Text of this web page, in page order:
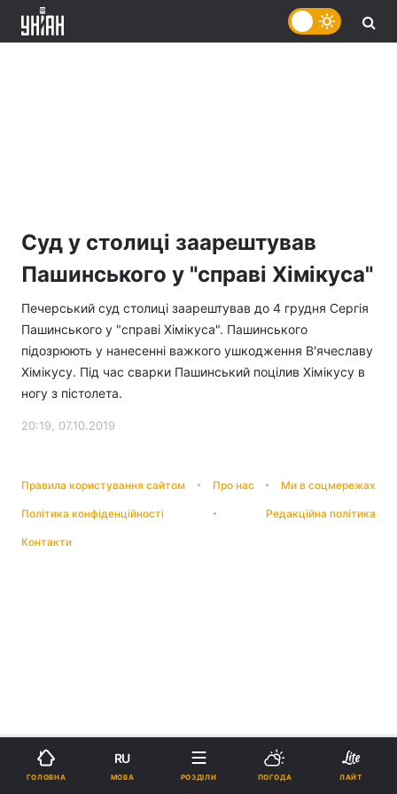
Суд у столиці заарештував
Пашинського у "справі Хімікуса"
Печерський суд столиці заарештував до 4 грудня Сергія
Пашинського у "справі Хімікуса". Пашинського
підозрюють у нанесенні важкого ушкодження В'ячеславу
Хімікусу. Під час сварки Пашинський поцілив Хімікусу в
ногу з пістолета.
20:19, 07.10.2019
Правила користування сайтом Про нас Ми в соцмережах
Політика конфіденційності Редакційна політика
Контакти
ГОЛОВНА
RU
МОВА РОЗДІЛИ ПОГОДА ЛАЙТ